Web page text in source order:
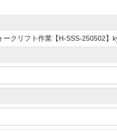
ークリフト作業【H-SSS-250502】